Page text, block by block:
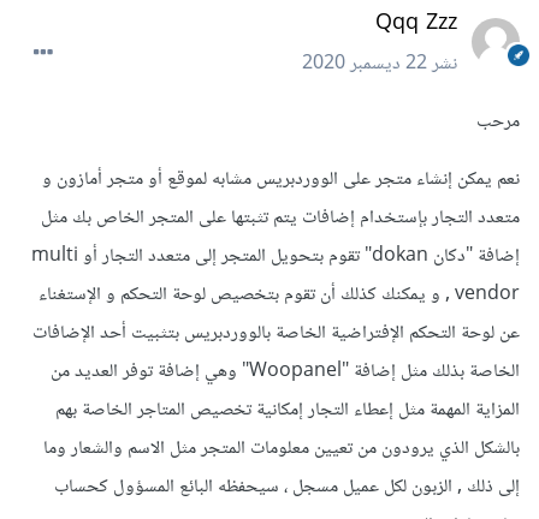
Qqq Zzz
نشر22 ديسمبر 2020
مرحب
نعم يمكن إنشاء متجر على الووردبريس مشابه لموقع أو متجر أمازون و
متعدد التجار بإستخدام إضافات يتم تثبتها على المتجر الخاص بك مثل
إضافة "دكان dokan" تقوم بتحويل المتجر إلى متعدد التجار أو multi
vendor , و يمكنك كذلك أن تقوم بتخصيص لوحة التحكم و الإستغناء
عن لوحة التحكم الإفتراضية الخاصة بالووردبريس بتثبيت أحد الإضافات
الخاصة بذلك مثل إضافة "Woopanel" وهي إضافة توفر العديد من
المزاية المهمة مثل إعطاء التجار إمكانية تخصيص المتاجر الخاصة بهم
بالشكل الذي يرودون من تعيين معلومات المتجر مثل الاسم والشعار وما
إلى ذلك , الزبون لكل عميل مسجل ، سيحفظه البائع المسؤول كحساب